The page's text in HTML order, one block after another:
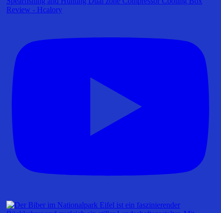
Review - Hcalory